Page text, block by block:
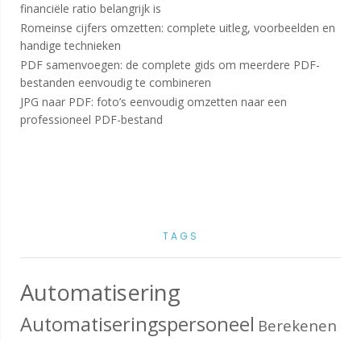
financiële ratio belangrijk is
Romeinse cijfers omzetten: complete uitleg, voorbeelden en
handige technieken
PDF samenvoegen: de complete gids om meerdere PDF-
bestanden eenvoudig te combineren
JPG naar PDF: foto’s eenvoudig omzetten naar een
professioneel PDF-bestand
TAGS
Automatisering
Automatiseringspersoneel Berekenen